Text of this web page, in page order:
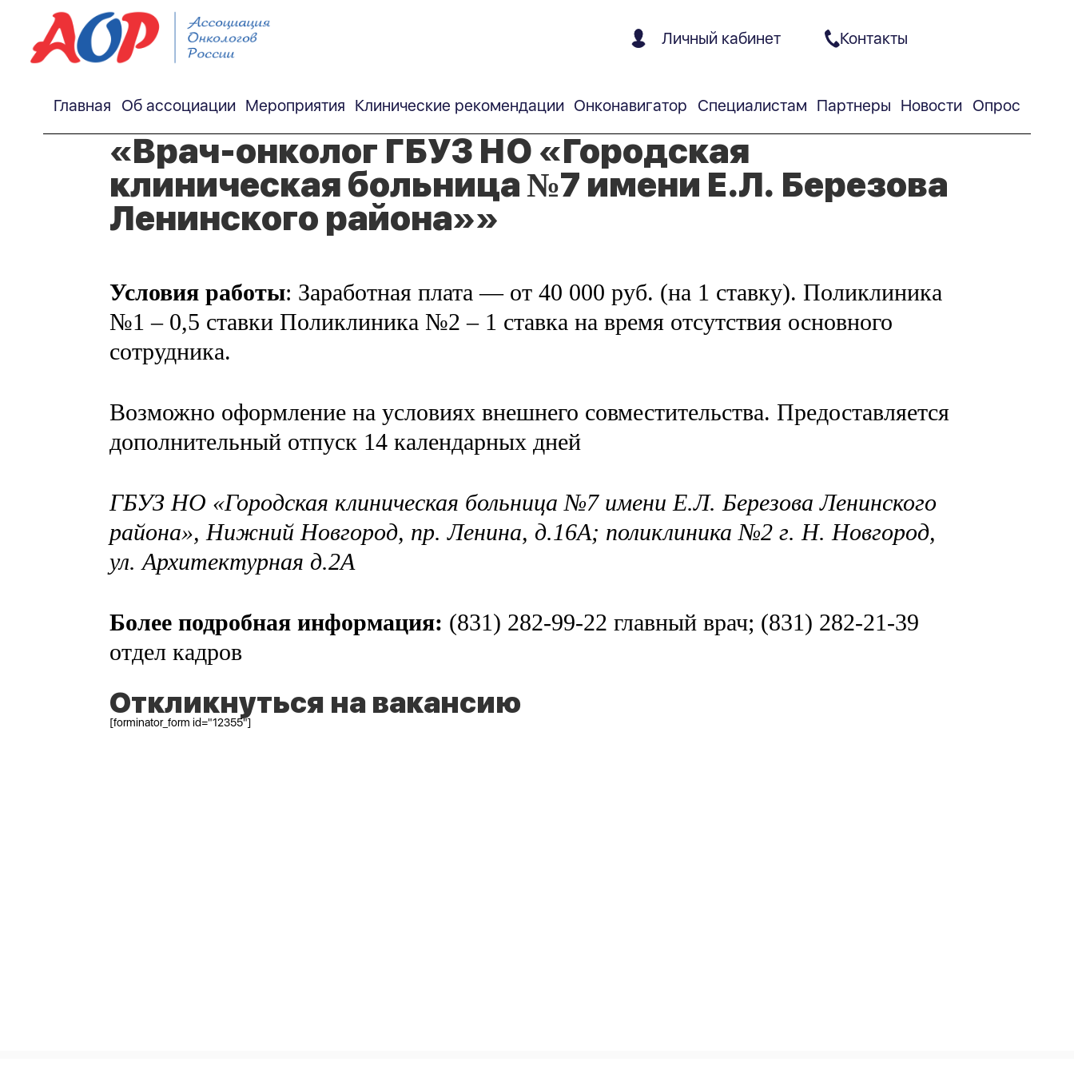
Личный кабинет Контакты
Главная Об ассоциации Мероприятия Клинические рекомендации Онконавигатор Специалистам Партнеры Новости Опрос
«Врач-онколог ГБУЗ НО «Городская
клиническая больница №7 имени Е.Л. Березова
Ленинского района»»
Условия работы: Заработная плата — от 40 000 руб. (на 1 ставку). Поликлиника
№1 – 0,5 ставки Поликлиника №2 – 1 ставка на время отсутствия основного
сотрудника.
Возможно оформление на условиях внешнего совместительства. Предоставляется
дополнительный отпуск 14 календарных дней
ГБУЗ НО «Городская клиническая больница №7 имени Е.Л. Березова Ленинского
района», Нижний Новгород, пр. Ленина, д.16А; поликлиника №2 г. Н. Новгород,
ул. Архитектурная д.2А
Более подробная информация: (831) 282-99-22 главный врач; (831) 282-21-39
отдел кадров
Откликнуться на вакансию
[forminator_form id="12355"]